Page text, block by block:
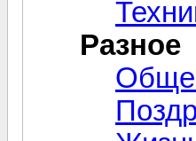
Разное